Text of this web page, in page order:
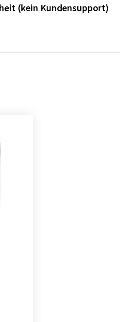
(kein Kundensupport)